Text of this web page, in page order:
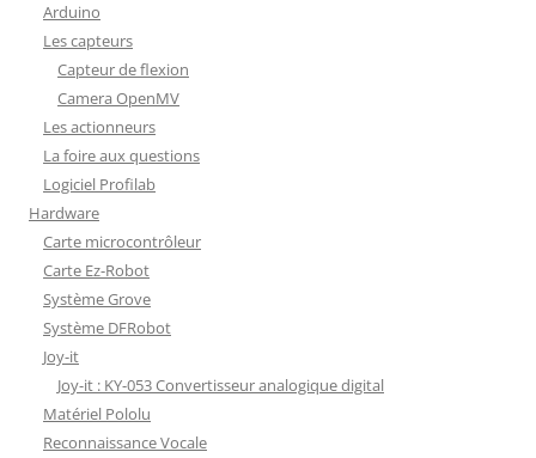
Arduino
Les capteurs
Capteur de flexion
Camera OpenMV
Les actionneurs
La foire aux questions
Logiciel Profilab
Hardware
Carte microcontrôleur
Carte Ez-Robot
Système Grove
Système DFRobot
Joy-it
Joy-it : KY-053 Convertisseur analogique digital
Matériel Pololu
Reconnaissance Vocale